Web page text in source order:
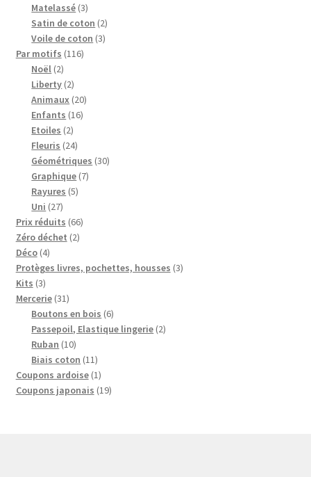
Matelassé 33
produits
Satin de coton 22
produits
Voile de coton 33
Par motifs 116116
Noël 22
produits
Liberty 22
produits
Animaux 2020
Enfants 1616
Etoiles 22
produits
Fleuris 2424
produits
Géométriques 3030
Graphique 77
Rayures 55
Uni 2727
produits
Prix réduits 6666
Zéro déchet 22
Déco 44
produits
Protèges livres, pochettes, housses 33
Kits 33
produits
Mercerie 3131
produits
Boutons en bois 66
produits
Passepoil, Elastique lingerie 22
Ruban 1010
produits
Biais coton 1111
produits
Coupons ardoise 11
produit
Coupons japonais 1919